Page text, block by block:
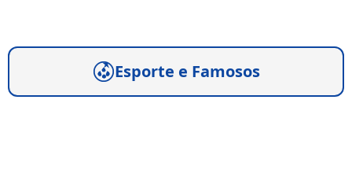
Esporte e Famosos